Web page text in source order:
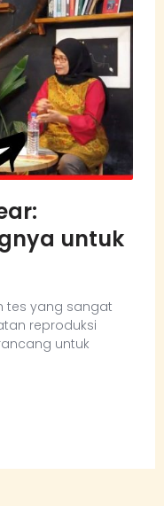
untuk
tes yang sangat
reproduksi
untuk